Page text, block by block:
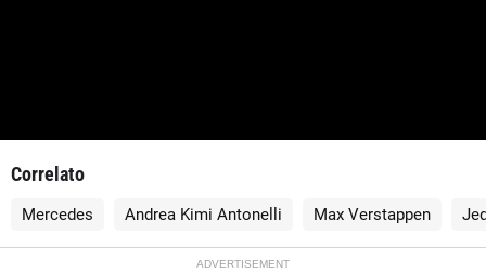
Correlato
Mercedes Andrea Kimi Antonelli Max Verstappen
ADVERTISEMENT